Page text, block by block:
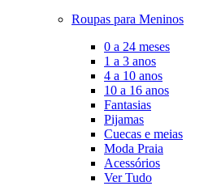
Roupas para Meninos
0 a 24 meses
1 a 3 anos
4 a 10 anos
10 a 16 anos
Fantasias
Pijamas
Cuecas e meias
Moda Praia
Acessórios
Ver Tudo